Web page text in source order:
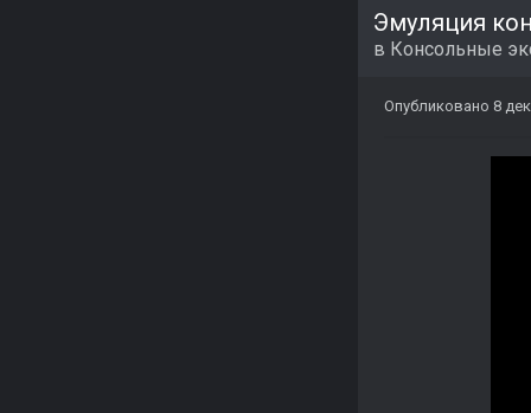
Эмуляция
в Консольные
Опубликовано 8